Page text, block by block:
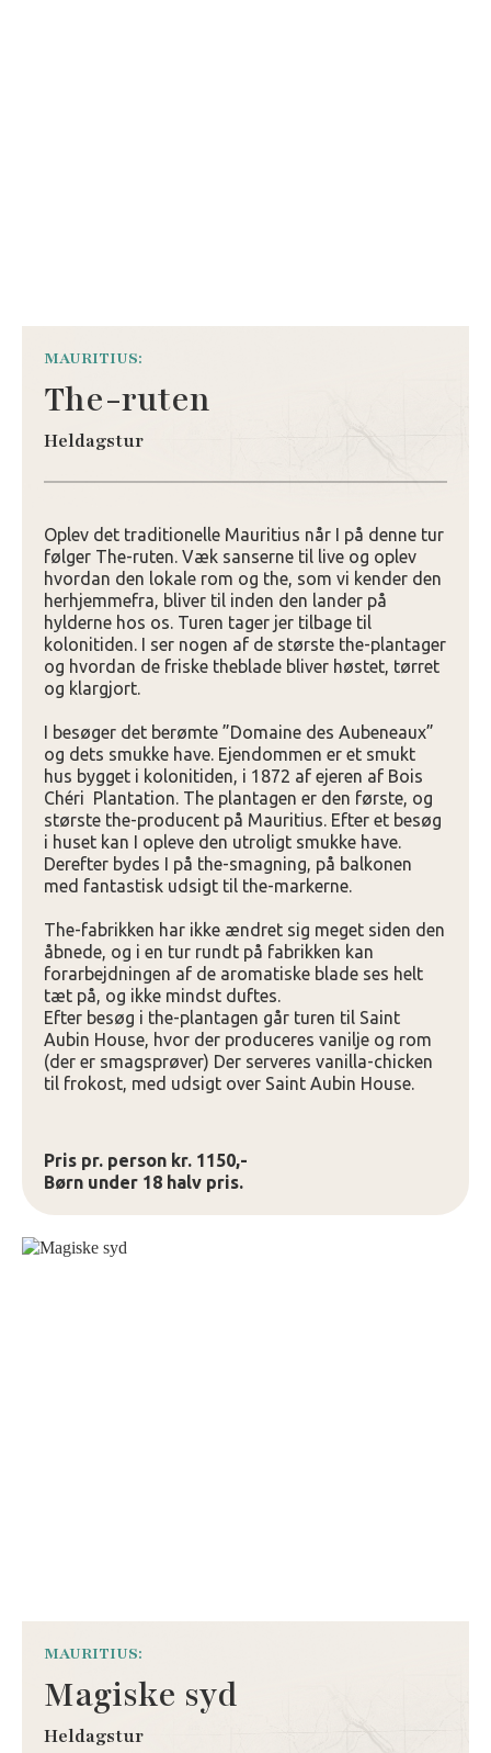
MAURITIUS:
The-ruten
Heldagstur
Oplev det traditionelle Mauritius når I på denne tur
følger The-ruten. Væk sanserne til live og oplev
hvordan den lokale rom og the, som vi kender den
herhjemmefra, bliver til inden den lander på
hylderne hos os. Turen tager jer tilbage til
kolonitiden. I ser nogen af de største the-plantager
og hvordan de friske theblade bliver høstet, tørret
og klargjort.
I besøger det berømte ”Domaine des Aubeneaux”
og dets smukke have. Ejendommen er et smukt
hus bygget i kolonitiden, i 1872 af ejeren af Bois
Chéri Plantation. The plantagen er den første, og
største the-producent på Mauritius. Efter et besøg
i huset kan I opleve den utroligt smukke have.
Derefter bydes I på the-smagning, på balkonen
med fantastisk udsigt til the-markerne.
The-fabrikken har ikke ændret sig meget siden den
åbnede, og i en tur rundt på fabrikken kan
forarbejdningen af de aromatiske blade ses helt
tæt på, og ikke mindst duftes.
Efter besøg i the-plantagen går turen til Saint
Aubin House, hvor der produceres vanilje og rom
(der er smagsprøver) Der serveres vanilla-chicken
til frokost, med udsigt over Saint Aubin House.
Pris pr. person kr. 1150,-
Børn under 18 halv pris.
MAURITIUS:
Magiske syd
Heldagstur